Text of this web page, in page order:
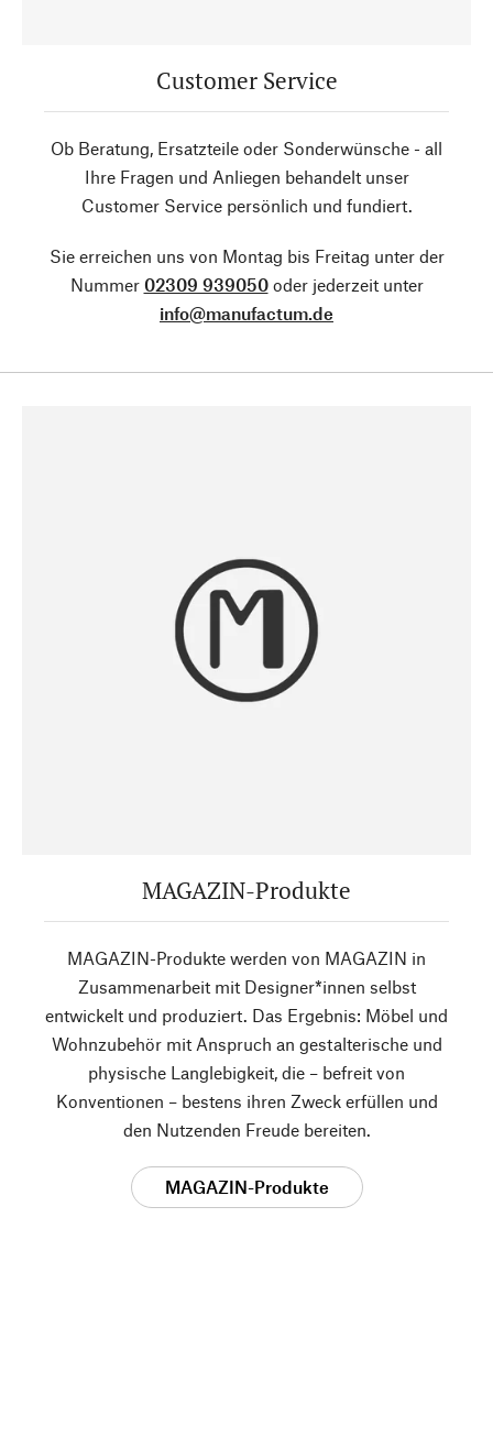
Customer Service
Ob Beratung, Ersatzteile oder Sonderwünsche - all
Ihre Fragen und Anliegen behandelt unser
Customer Service persönlich und fundiert.
Sie erreichen uns von Montag bis Freitag unter der
Nummer 02309 939050oder jederzeit unter
info@manufactum.de
MAGAZIN-Produkte
MAGAZIN-Produkte werden von MAGAZIN in
Zusammenarbeit mit Designer*innen selbst
entwickelt und produziert. Das Ergebnis: Möbel und
Wohnzubehör mit Anspruch an gestalterische und
physische Langlebigkeit, die – befreit von
Konventionen – bestens ihren Zweck erfüllen und
den Nutzenden Freude bereiten.
MAGAZIN-Produkte